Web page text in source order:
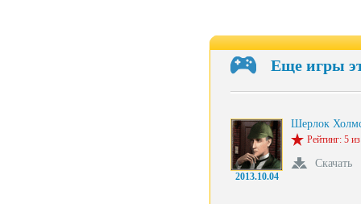
Еще игры
2013.10.04
Шерлок
Рейтинг: 5
Скачать